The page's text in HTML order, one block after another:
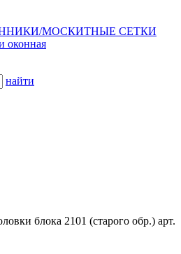
МОСКИТНЫЕ СЕТКИ
оконная
найти
блока 2101 (старого обр.) арт.